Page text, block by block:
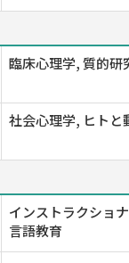
臨床心理学, 質的研
社会心理学, ヒトと
インストラクショ
言語教育